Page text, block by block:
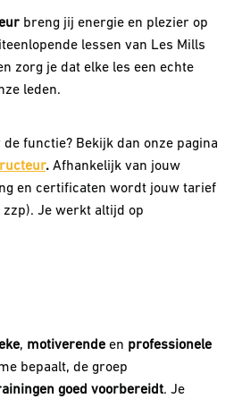
breng jij energie en plezier op
lessen van Les Mills
zorg je dat elke les een echte
leden.
functie? Bekijk dan onze pagina
. Afhankelijk van jouw
en certificaten wordt jouw tarief
zzp). Je werkt altijd op
, motiverende en professionele
bepaalt, de groep
goed voorbereidt. Je